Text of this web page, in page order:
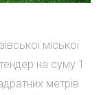
міської
на суму 1
метрів